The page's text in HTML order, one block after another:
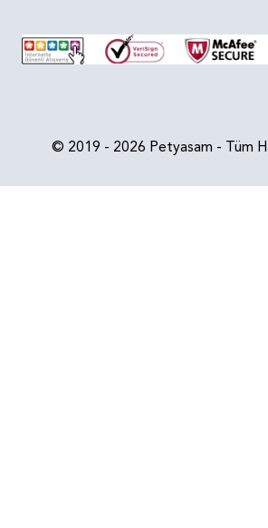
© 2019 - 2026 Petyasam - Tüm